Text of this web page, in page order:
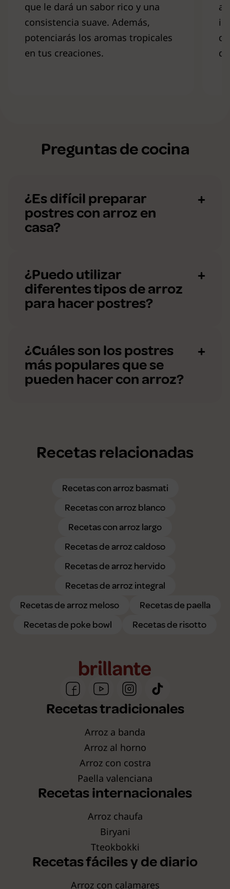
que le dará un sabor rico y una
consistencia suave. Además,
potenciarás los aromas tropicales
en tus creaciones.
Preguntas de cocina
¿Es difícil preparar
postres con arroz en
casa?
¿Puedo utilizar
diferentes tipos de arroz
para hacer postres?
¿Cuáles son los postres
más populares que se
pueden hacer con arroz?
Recetas relacionadas
Recetas con arroz basmati
Recetas con arroz blanco
Recetas con arroz largo
Recetas de arroz caldoso
Recetas de arroz hervido
Recetas de arroz integral
Recetas de arroz meloso
Recetas de paella
Recetas de poke bowl
Recetas de risotto
Recetas tradicionales
Arroz a banda
Arroz al horno
Arroz con costra
Paella valenciana
Recetas internacionales
Arroz chaufa
Biryani
Tteokbokki
Recetas fáciles y de diario
Arroz con calamares